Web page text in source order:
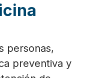
personas,
preventiva y